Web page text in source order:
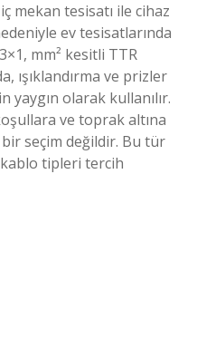
mekan tesisatı ile cihaz
ev tesisatlarında
mm² kesitli TTR
ışıklandırma ve prizler
yaygın olarak kullanılır.
ve toprak altına
bir seçim değildir. Bu tür
tipleri tercih